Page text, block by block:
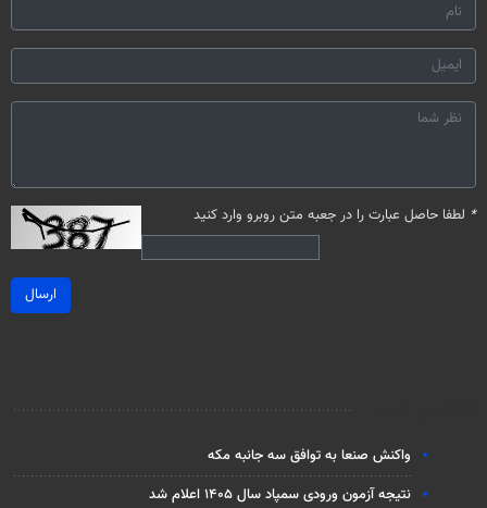
* لطفا حاصل عبارت را در جعبه متن روبرو وارد کنید
ارسال
واکنش صنعا به توافق سه جانبه مکه
نتیجه آزمون ورودی سمپاد سال ۱۴۰۵ اعلام شد